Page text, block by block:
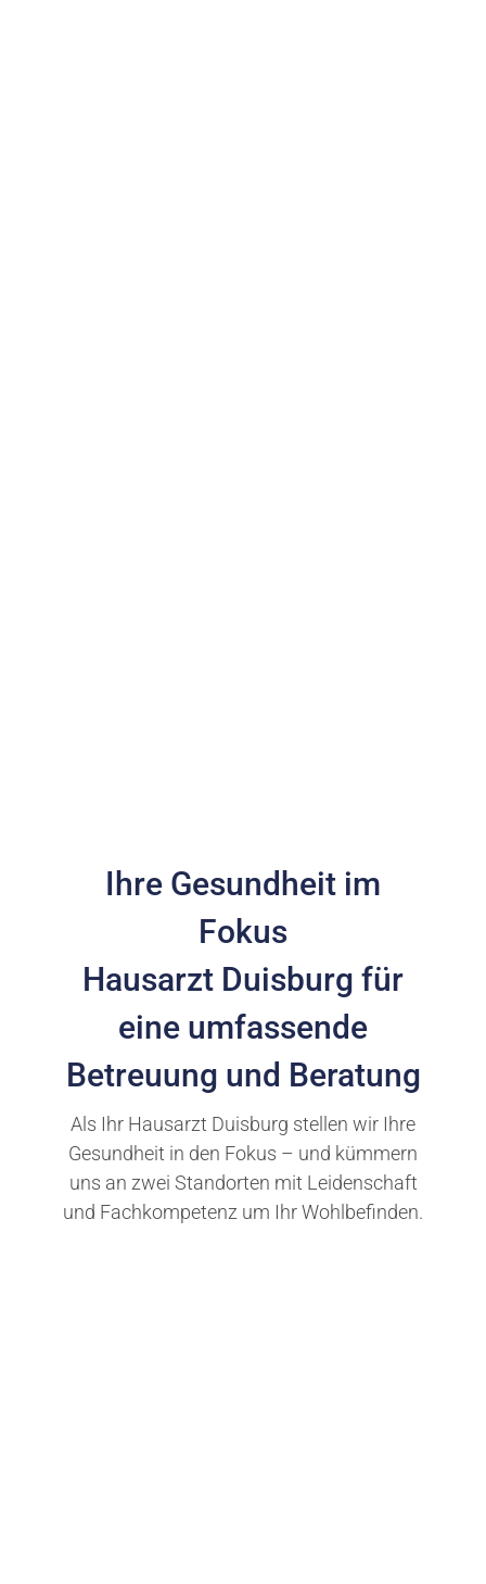
Ihre Gesundheit im
Fokus
Hausarzt Duisburg für
eine umfassende
Betreuung und Beratung
Als Ihr Hausarzt Duisburg stellen wir Ihre
Gesundheit in den Fokus – und kümmern
uns an zwei Standorten mit Leidenschaft
und Fachkompetenz um Ihr Wohlbefinden.